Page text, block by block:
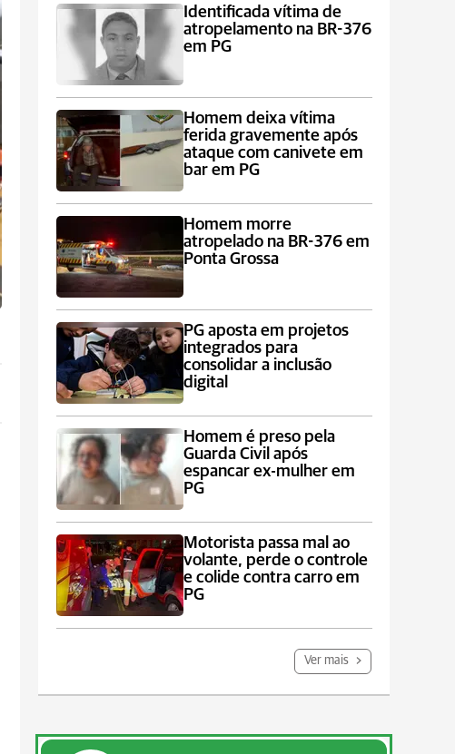
Identificada vítima de
atropelamento na BR-376
em PG
Homem deixa vítima
ferida gravemente após
ataque com canivete em
bar em PG
Homem morre
atropelado na BR-376 em
Ponta Grossa
PG aposta em projetos
integrados para
consolidar a inclusão
digital
Homem é preso pela
Guarda Civil após
espancar ex-mulher em
PG
Motorista passa mal ao
volante, perde o controle
e colide contra carro em
PG
Ver mais